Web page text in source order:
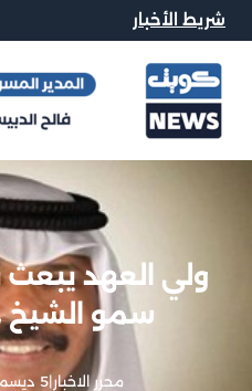
شريط الأخبار
ولي العهد يبعث
سمو الشيخ
محرر الاخبار|5 ديسمبر, 2012